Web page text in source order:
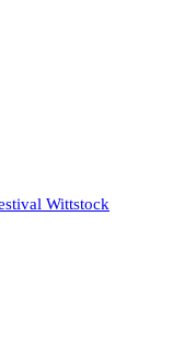
Wittstock